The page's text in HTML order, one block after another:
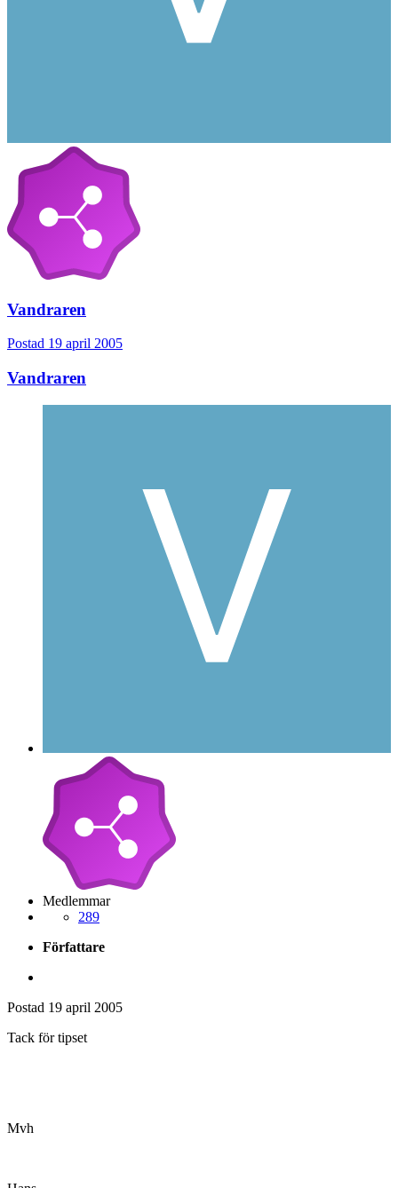
Vandraren
Postad 19 april 2005
Vandraren
Medlemmar
289
Författare
Postad 19 april 2005
Tack för tipset
Mvh